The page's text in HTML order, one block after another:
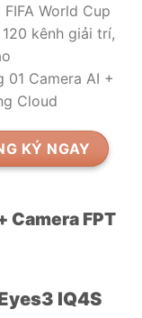
World Cup
kênh giải trí,
01 Camera AI +
Cloud
KÝ NGAY
Camera FPT
IQ4S